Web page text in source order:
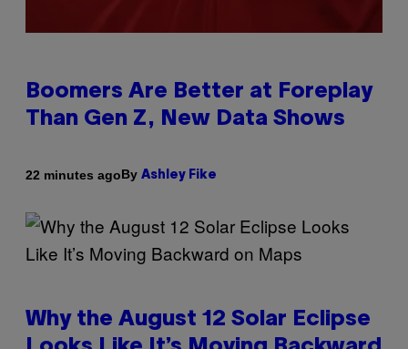
Boomers Are Better at Foreplay
Than Gen Z, New Data Shows
22 minutes agoBy Ashley Fike
Why the August 12 Solar Eclipse